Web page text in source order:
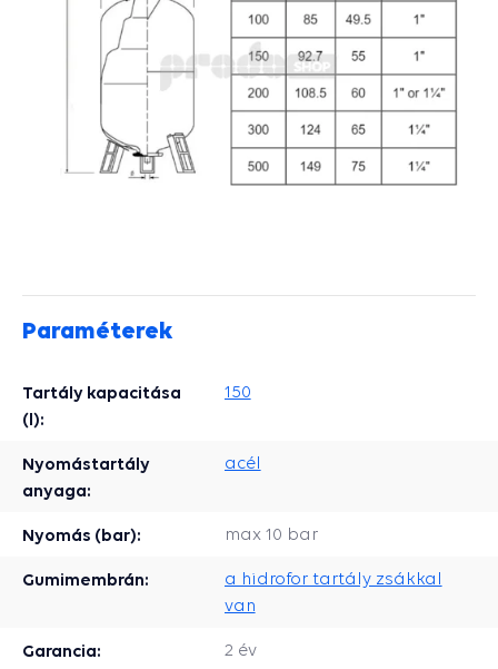
Paraméterek
Tartály kapacitása
(l):
150
Nyomástartály
anyaga:
acél
Nyomás (bar): max 10 bar
Gumimembrán:
a hidrofor tartály zsákkal
van
Garancia: 2 év